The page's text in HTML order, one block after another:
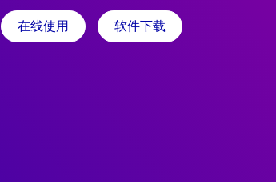
在线使用 软件下载